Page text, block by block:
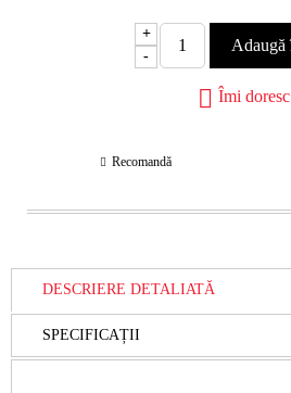
+
-
Îmi doresc
Recomandă
DESCRIERE DETALIATĂ
SPECIFICAȚII